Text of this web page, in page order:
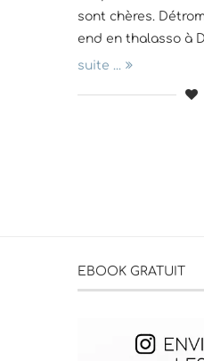
sont chères.
end en thalasso à
suite ...
EBOOK GRATUIT